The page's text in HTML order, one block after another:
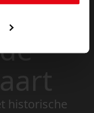
historische